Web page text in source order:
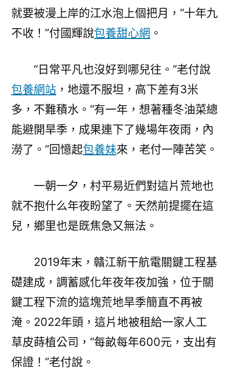
就要被漫上岸的江水泡上個把月，“十年九
不收！”付國輝說包養甜心網 。
“日常平凡也沒好到哪兒往。”老付說
包養網站 ，地還不服坦，高下差有3米
多，不難積水。“有一年，想著種冬油菜總
能避開旱季，成果連下了幾場年夜雨，內
澇了。”回憶起包養妹來，老付一陣苦笑。
一朝一夕，村平易近們對這片荒地也
就不抱什么年夜盼望了。天然前提擺在這
兒，鄉里也是既焦急又無法。
2019年末，贛江新干航電關鍵工程基
礎建成，調蓄感化年夜年夜加強，位于關
鍵工程下流的這塊荒地旱季簡直不再被
淹。2022年頭，這片地被租給一家人工
草皮蒔植公司，“每畝每年600元，支出有
保證！”老付說。